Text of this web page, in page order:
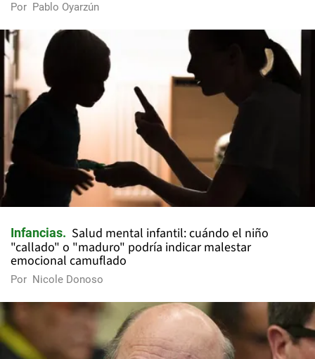
Por Pablo Oyarzún
Infancias
Salud mental infantil: cuándo el niño
"callado" o "maduro" podría indicar malestar
emocional camuflado
Por Nicole Donoso